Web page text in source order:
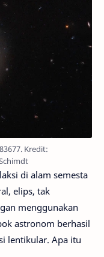
Kredit:
di alam semesta
elips, tak
menggunakan
astronom berhasil
lentikular. Apa itu